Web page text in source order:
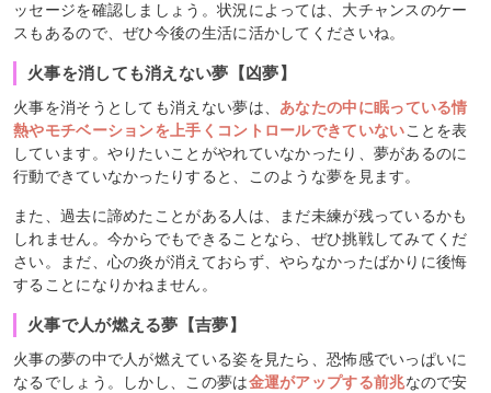
ッセージを確認しましょう。状況によっては、大チャンスのケー
スもあるので、ぜひ今後の生活に活かしてくださいね。
火事を消しても消えない夢【凶夢】
火事を消そうとしても消えない夢は、あなたの中に眠っている情
熱やモチベーションを上手くコントロールできていないことを表
しています。やりたいことがやれていなかったり、夢があるのに
行動できていなかったりすると、このような夢を見ます。
また、過去に諦めたことがある人は、まだ未練が残っているかも
しれません。今からでもできることなら、ぜひ挑戦してみてくだ
さい。まだ、心の炎が消えておらず、やらなかったばかりに後悔
することになりかねません。
火事で人が燃える夢【吉夢】
火事の夢の中で人が燃えている姿を見たら、恐怖感でいっぱいに
なるでしょう。しかし、この夢は金運がアップする前兆なので安